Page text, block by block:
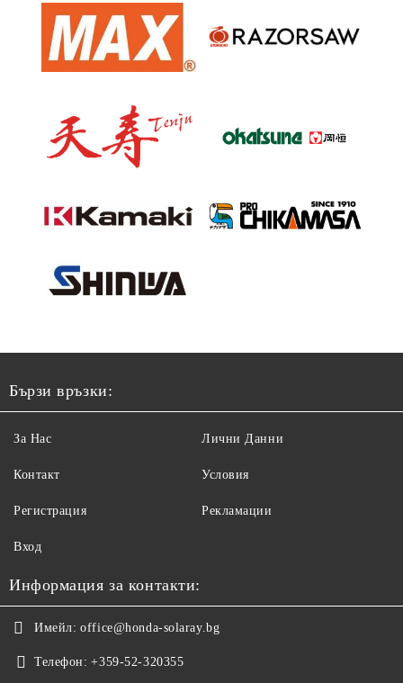
Бързи връзки:
За Нас
Контакт
Регистрация
Вход
Лични Данни
Условия
Рекламации
Информация за контакти:
Имейл: office@honda-solaray.bg
Телефон: +359-52-320355